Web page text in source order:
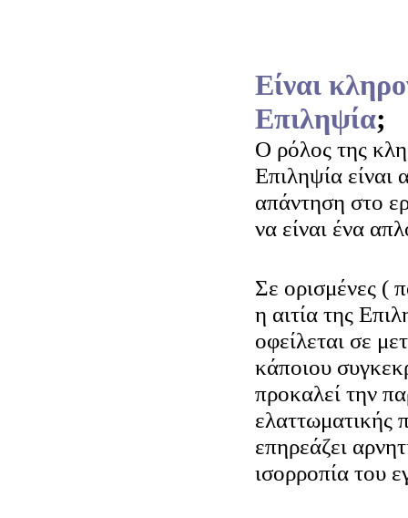
Είναι
Επιληψία;
Ο ρόλος της
Επιληψία είναι
απάντηση στο
να είναι ένα
Σε ορισμένες (
η αιτία της
οφείλεται σε
κάποιου
προκαλεί την
ελαττωματικής
επηρεάζει
ισορροπία του